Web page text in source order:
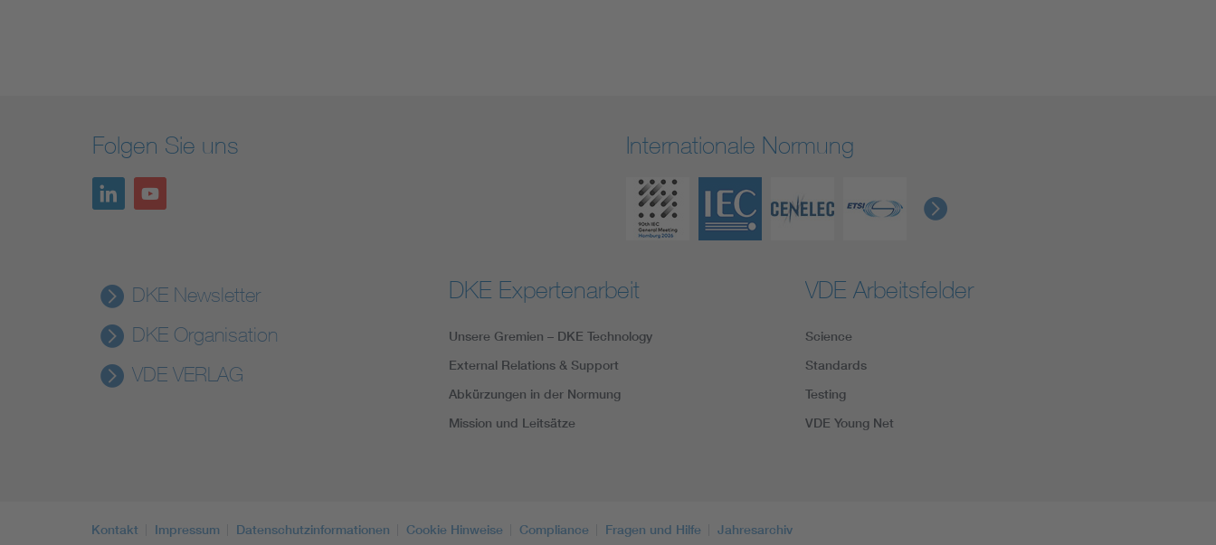
Folgen Sie uns Internationale Normung
DKE Newsletter
DKE Organisation
VDE VERLAG
DKE Expertenarbeit
Unsere Gremien – DKE Technology
External Relations & Support
Abkürzungen in der Normung
Mission und Leitsätze
VDE Arbeitsfelder
Science
Standards
Testing
VDE Young Net
Kontakt Impressum Datenschutzinformationen Cookie Hinweise Compliance Fragen und Hilfe Jahresarchiv